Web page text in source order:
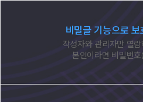
비밀글 기능으로
작성자와 관리자만 열
본인이라면 비밀번